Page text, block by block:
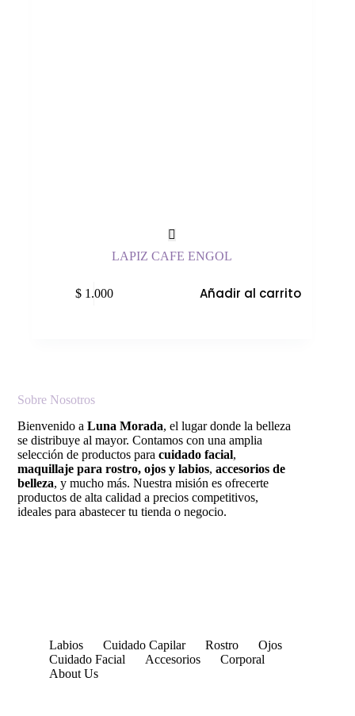
LAPIZ CAFE ENGOL
$1.000 Añadir al carrito
Sobre Nosotros
Bienvenido aLuna Morada, el lugar donde la belleza
se distribuye al mayor. Contamos con una amplia
selección de productos paracuidado facial,
maquillaje para rostro, ojos y labios,accesorios de
belleza, y mucho más. Nuestra misión es ofrecerte
productos de alta calidad a precios competitivos,
ideales para abastecer tu tienda o negocio.
Labios Cuidado Capilar Rostro
Ojos
Cuidado Facial
Accesorios
Corporal
About Us